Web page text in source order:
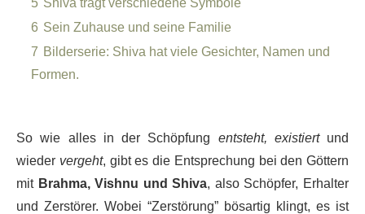
5 Shiva trägt verschiedene Symbole
6 Sein Zuhause und seine Familie
7 Bilderserie: Shiva hat viele Gesichter, Namen und
Formen.
So wie alles in der Schöpfung entsteht, existiertund
wieder vergeht, gibt es die Entsprechung bei den Göttern
mit Brahma, Vishnu und Shiva, also Schöpfer, Erhalter
und Zerstörer. Wobei “Zerstörung” bösartig klingt, es ist